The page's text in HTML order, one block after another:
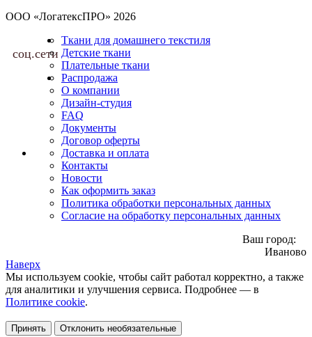
ООО «ЛогатексПРО» 2026
соц.сети
Ткани для домашнего текстиля
Детские ткани
Плательные ткани
Распродажа
О компании
Дизайн-студия
FAQ
Документы
Договор оферты
Доставка и оплата
Контакты
Новости
Как оформить заказ
Политика обработки персональных данных
Согласие на обработку персональных данных
Ваш город:
Иваново
Наверх
Мы используем cookie, чтобы сайт работал корректно, а также
для аналитики и улучшения сервиса. Подробнее — в
Политике cookie.
Принять Отклонить необязательные